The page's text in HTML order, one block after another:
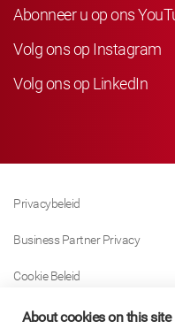
Abonneer u op ons
Volg ons op Instagram
Volg ons op LinkedIn
Privacybeleid
Business Partner Privacy
Cookie Beleid
Modern Slavery Act Policy
About cookies on this site